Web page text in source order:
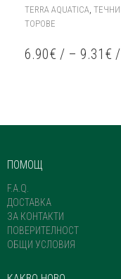
TERRA AQUATICA ТЕЧНИ
ТОРОВЕ
6.90€ / – 9.31 € /
ПОМОЩ
F.A.Q.
ДОСТАВКА
ЗА КОНТАКТИ
ПОВЕРИТЕЛНОСТ
ОБЩИ УСЛОВИЯ